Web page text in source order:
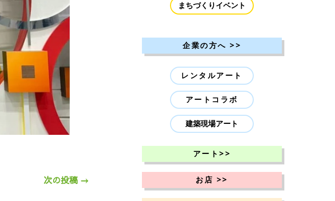
次の投稿 →
まちづくりイベント
企業の方へ >>
レンタルアート
アートコラボ
建築現場アート
アート>>
お店 >>